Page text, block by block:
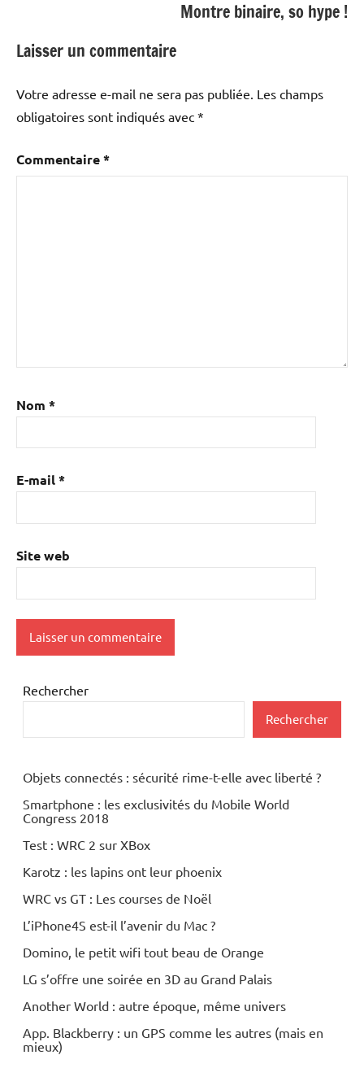
Montre binaire, so hype !
Laisser un commentaire
Votre adresse e-mail ne sera pas publiée. Les champs
obligatoires sont indiqués avec *
Commentaire*
Nom *
E-mail*
Site web
Rechercher
Rechercher
Objets connectés : sécurité rime-t-elle avec liberté ?
Smartphone : les exclusivités du Mobile World
Congress 2018
Test : WRC 2 sur XBox
Karotz : les lapins ont leur phoenix
WRC vs GT : Les courses de Noël
L’iPhone4S est-il l’avenir du Mac ?
Domino, le petit wifi tout beau de Orange
LG s’offre une soirée en 3D au Grand Palais
Another World : autre époque, même univers
App. Blackberry : un GPS comme les autres (mais en
mieux)